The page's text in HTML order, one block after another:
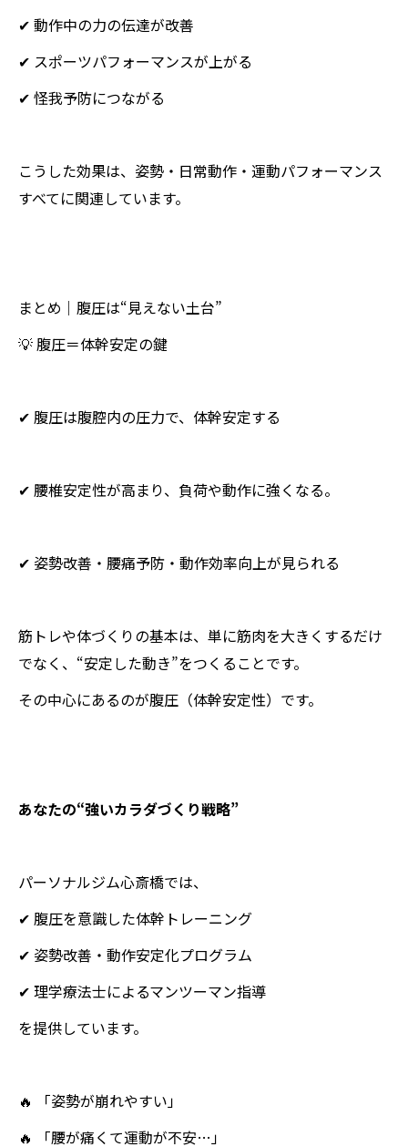
✔ 動作中の力の伝達が改善
✔ スポーツパフォーマンスが上がる
✔ 怪我予防につながる
こうした効果は、姿勢・日常動作・運動パフォーマンス
すべてに関連しています。
まとめ｜腹圧は“見えない土台”
💡 腹圧＝体幹安定の鍵
✔ 腹圧は腹腔内の圧力で、体幹安定する
✔ 腰椎安定性が高まり、負荷や動作に強くなる。
✔ 姿勢改善・腰痛予防・動作効率向上が見られる
筋トレや体づくりの基本は、単に筋肉を大きくするだけ
でなく、“安定した動き”をつくることです。
その中心にあるのが腹圧（体幹安定性）です。
あなたの“強いカラダづくり戦略”
パーソナルジム心斎橋では、
✔ 腹圧を意識した体幹トレーニング
✔ 姿勢改善・動作安定化プログラム
✔ 理学療法士によるマンツーマン指導
を提供しています。
🔥 「姿勢が崩れやすい」
🔥 「腰が痛くて運動が不安…」